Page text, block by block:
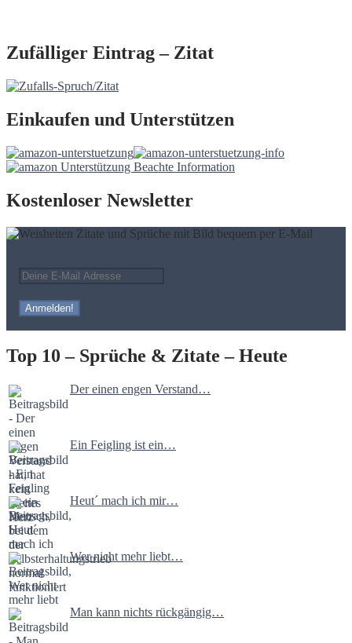
Zufälliger Eintrag – Zitat
Einkaufen und Unterstützen
Kostenloser Newsletter
Top 10 – Sprüche & Zitate – Heute
Der einen engen Verstand…
Ein Feigling ist ein…
Heut´ mach ich mir…
Wer nicht mehr liebt…
Man kann nichts rückgängig…